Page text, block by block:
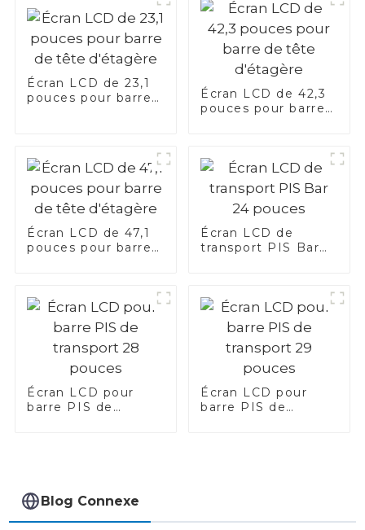
Écran LCD de 23,1
pouces pour barre
Écran LCD de 42,3
pouces pour barre
Écran LCD de 47,1
pouces pour barre
Écran LCD de
transport PIS Bar
Écran LCD pour
barre PIS de
Écran LCD pour
barre PIS de
Blog Connexe